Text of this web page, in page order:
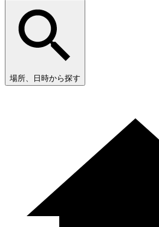
場所、日時から探す